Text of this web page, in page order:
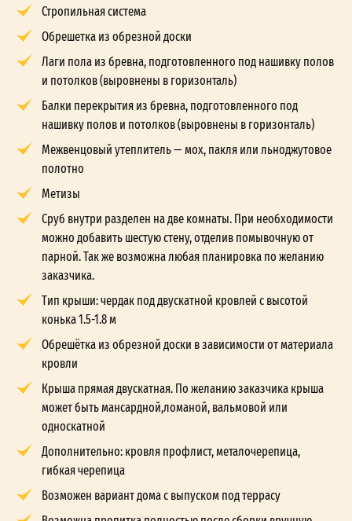
Стропильная система
Обрешетка из обрезной доски
Лаги пола из бревна, подготовленного под нашивку полов
и потолков (выровнены в горизонталь)
Балки перекрытия из бревна, подготовленного под
нашивку полов и потолков (выровнены в горизонталь)
Межвенцовый утеплитель — мох, пакля или льноджутовое
полотно
Метизы
Сруб внутри разделен на две комнаты. При необходимости
можно добавить шестую стену, отделив помывочную от
парной. Так же возможна любая планировка по желанию
заказчика.
Тип крыши: чердак под двускатной кровлей с высотой
конька 1.5-1.8 м
Обрешётка из обрезной доски в зависимости от материала
кровли
Крыша прямая двускатная. По желанию заказчика крыша
может быть мансардной,ломаной, вальмовой или
односкатной
Дополнительно: кровля профлист, металочерепица,
гибкая черепица
Возможен вариант дома с выпуском под террасу